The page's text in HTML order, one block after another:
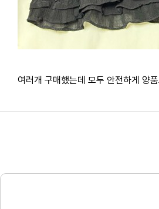
여러개 구매했는데 모두 안전하게 양